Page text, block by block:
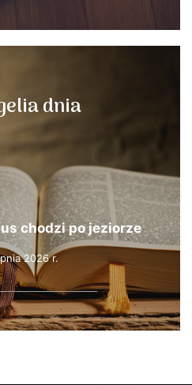
dnia
chodzi po jeziorze
2026 r.